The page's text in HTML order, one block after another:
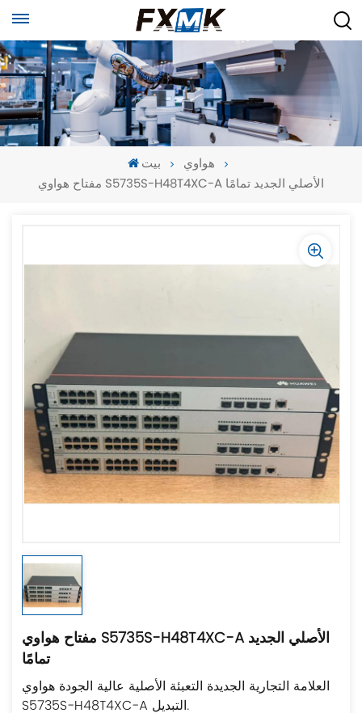
بيت
هواوي
مفتاح هواوي S5735S-H48T4XC-A الأصلي الجديد تمامًا
مفتاح هواوي S5735S-H48T4XC-A الأصلي الجديد
تمامًا
العلامة التجارية الجديدة التعبئة الأصلية عالية الجودة هواوي
S5735S-H48T4XC-A التبديل.